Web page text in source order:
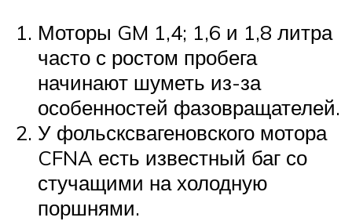
Моторы GM 1,4; 1,6 и 1,8 литра
часто с ростом пробега
начинают шуметь из-за
особенностей фазовращателей.
У фольсксвагеновского мотора
CFNA есть известный баг со
стучащими на холодную
поршнями.